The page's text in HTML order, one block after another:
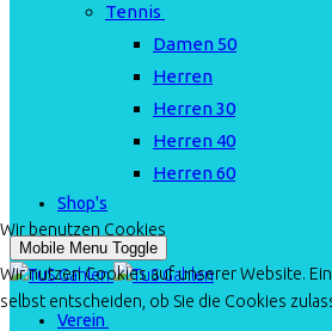
Tennis
Damen 50
Herren
Herren 30
Herren 40
Herren 60
Shop's
Mobile Menu Toggle
Verein
Wir benutzen Cookies
Wir nutzen Cookies auf unserer Website.
selbst entscheiden, ob Sie die Cookies